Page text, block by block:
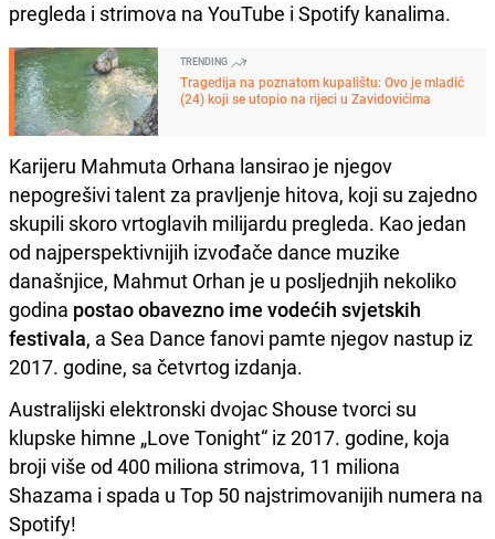
pregleda i strimova na YouTube i Spotify kanalima.
TRENDING
Tragedija na poznatom kupalištu: Ovo je mladić
(24) koji se utopio na rijeci u Zavidovićima
Karijeru Mahmuta Orhana lansirao je njegov
nepogrešivi talent za pravljenje hitova, koji su zajedno
skupili skoro vrtoglavih milijardu pregleda. Kao jedan
od najperspektivnijih izvođače dance muzike
današnjice, Mahmut Orhan je u posljednjih nekoliko
godina postao obavezno ime vodećih svjetskih
festivala, a Sea Dance fanovi pamte njegov nastup iz
2017. godine, sa četvrtog izdanja.
Australijski elektronski dvojac Shouse tvorci su
klupske himne „Love Tonight“ iz 2017. godine, koja
broji više od 400 miliona strimova, 11 miliona
Shazama i spada u Top 50 najstrimovanijih numera na
Spotify!